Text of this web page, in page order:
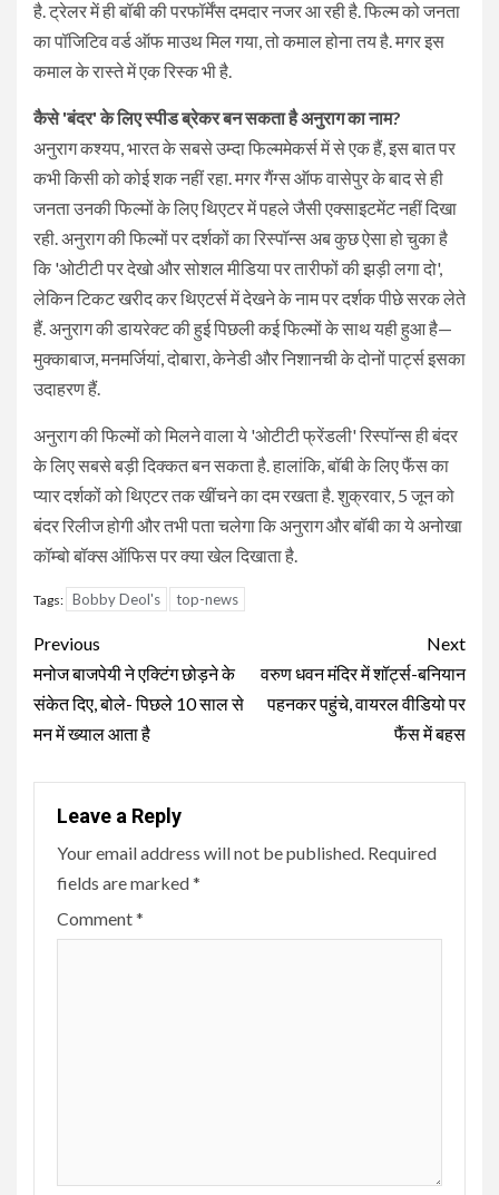
है. ट्रेलर में ही बॉबी की परफॉर्मेंस दमदार नजर आ रही है. फिल्म को जनता
का पॉजिटिव वर्ड ऑफ माउथ मिल गया, तो कमाल होना तय है. मगर इस
कमाल के रास्ते में एक रिस्क भी है.
कैसे 'बंदर' के लिए स्पीड ब्रेकर बन सकता है अनुराग का नाम?
अनुराग कश्यप, भारत के सबसे उम्दा फिल्ममेकर्स में से एक हैं, इस बात पर
कभी किसी को कोई शक नहीं रहा. मगर गैंग्स ऑफ वासेपुर के बाद से ही
जनता उनकी फिल्मों के लिए थिएटर में पहले जैसी एक्साइटमेंट नहीं दिखा
रही. अनुराग की फिल्मों पर दर्शकों का रिस्पॉन्स अब कुछ ऐसा हो चुका है
कि 'ओटीटी पर देखो और सोशल मीडिया पर तारीफों की झड़ी लगा दो',
लेकिन टिकट खरीद कर थिएटर्स में देखने के नाम पर दर्शक पीछे सरक लेते
हैं. अनुराग की डायरेक्ट की हुई पिछली कई फिल्मों के साथ यही हुआ है—
मुक्काबाज, मनमर्जियां, दोबारा, केनेडी और निशानची के दोनों पार्ट्स इसका
उदाहरण हैं.
अनुराग की फिल्मों को मिलने वाला ये 'ओटीटी फ्रेंडली' रिस्पॉन्स ही बंदर
के लिए सबसे बड़ी दिक्कत बन सकता है. हालांकि, बॉबी के लिए फैंस का
प्यार दर्शकों को थिएटर तक खींचने का दम रखता है. शुक्रवार, 5 जून को
बंदर रिलीज होगी और तभी पता चलेगा कि अनुराग और बॉबी का ये अनोखा
कॉम्बो बॉक्स ऑफिस पर क्या खेल दिखाता है.
Tags: Bobby Deol's top-news
Continue
Reading
Previous
मनोज बाजपेयी ने एक्टिंग छोड़ने के
संकेत दिए, बोले- पिछले 10 साल से
मन में ख्याल आता है
Next
वरुण धवन मंदिर में शॉर्ट्स-बनियान
पहनकर पहुंचे, वायरल वीडियो पर
फैंस में बहस
Leave a Reply
Your email address will not be published. Required
fields are marked*
Comment*